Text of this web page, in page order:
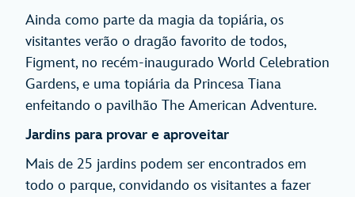
Ainda como parte da magia da topiária, os
visitantes verão o dragão favorito de todos,
Figment, no recém-inaugurado World Celebration
Gardens, e uma topiária da Princesa Tiana
enfeitando o pavilhão The American Adventure.
Jardins para provar e aproveitar
Mais de 25 jardins podem ser encontrados em
todo o parque, convidando os visitantes a fazer